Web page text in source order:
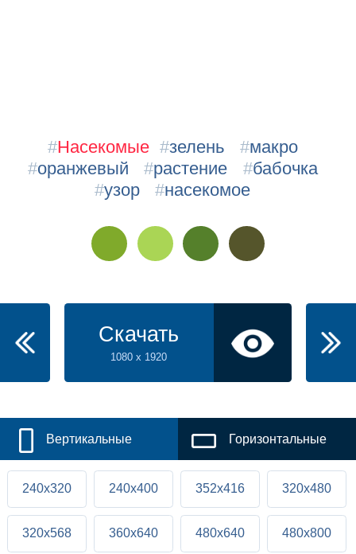
#Насекомые #зелень #макро
#оранжевый #растение #бабочка
#узор #насекомое
Скачать
1080 x 1920
Вертикальные Горизонтальные
240x320 240x400 352x416 320x480
320x568 360x640 480x640 480x800